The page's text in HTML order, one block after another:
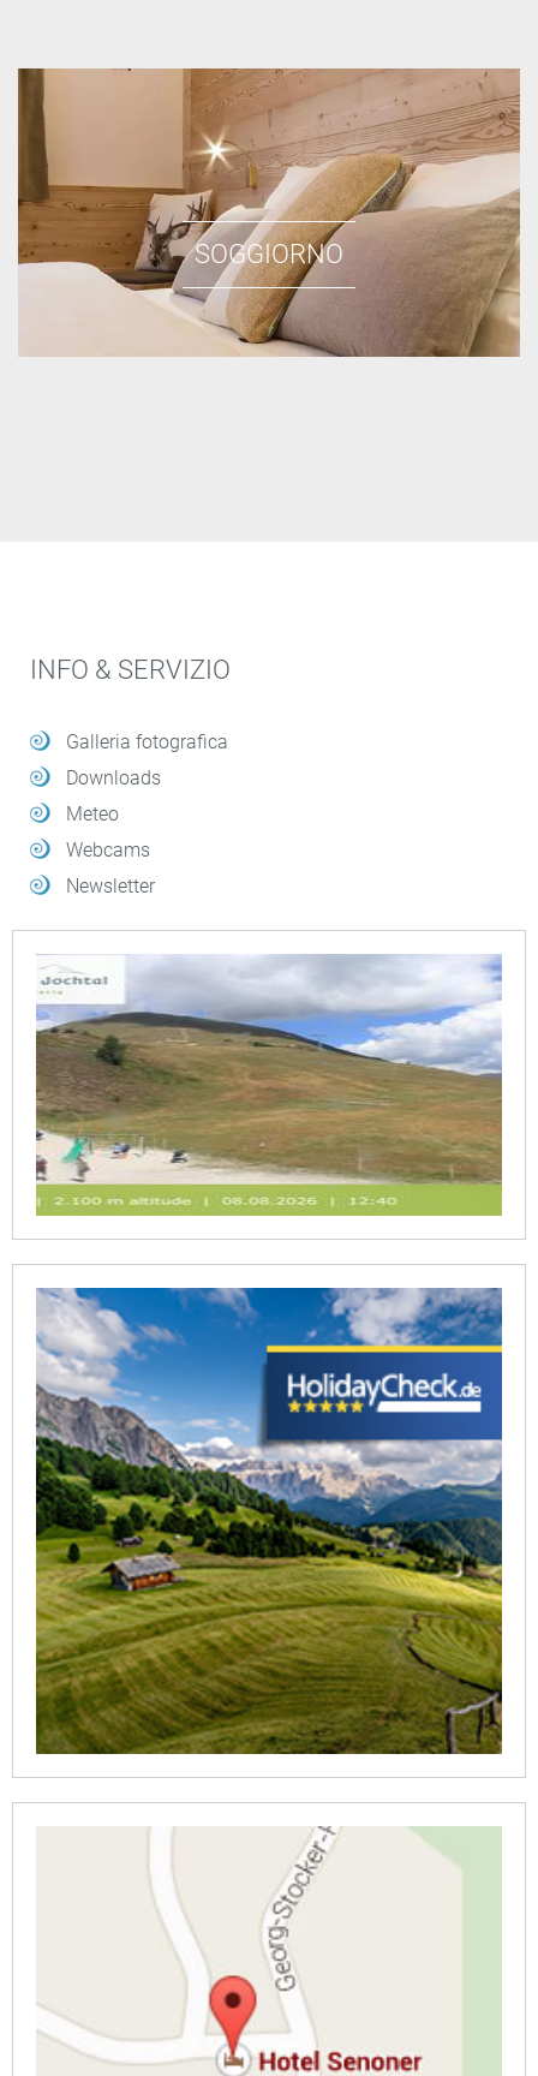
SOGGIORNO
INFO & SERVIZIO
Galleria fotografica
Downloads
Meteo
Webcams
Newsletter